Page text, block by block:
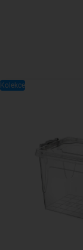
Kolekce